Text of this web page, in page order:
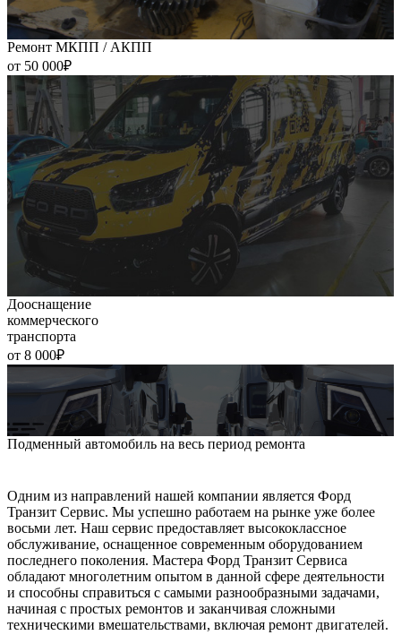
Ремонт МКПП / АКПП
от 50 000₽
Дооснащение
коммерческого
транспорта
от 8 000₽
Подменный автомобиль на весь период ремонта
Одним из направлений нашей компании является Форд
Транзит Сервис. Мы успешно работаем на рынке уже более
восьми лет. Наш сервис предоставляет высококлассное
обслуживание, оснащенное современным оборудованием
последнего поколения. Мастера Форд Транзит Сервиса
обладают многолетним опытом в данной сфере деятельности
и способны справиться с самыми разнообразными задачами,
начиная с простых ремонтов и заканчивая сложными
техническими вмешательствами, включая ремонт двигателей.